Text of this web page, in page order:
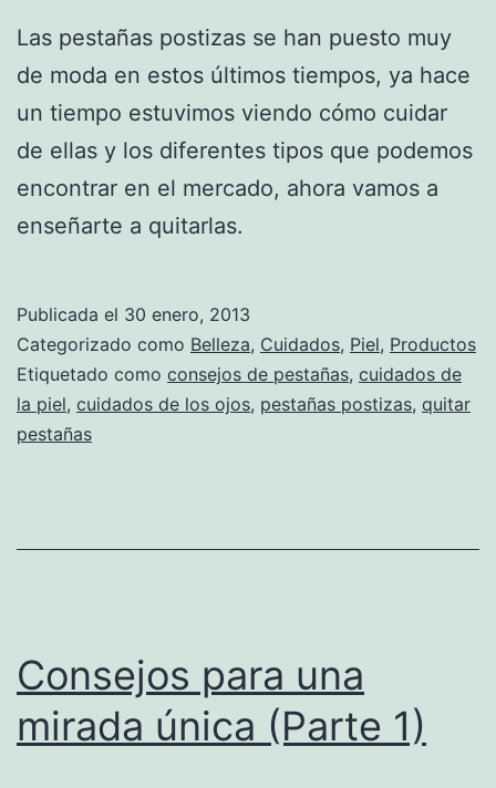
Las pestañas postizas se han puesto muy
de moda en estos últimos tiempos, ya hace
un tiempo estuvimos viendo cómo cuidar
de ellas y los diferentes tipos que podemos
encontrar en el mercado, ahora vamos a
enseñarte a quitarlas.
Publicada el 30 enero, 2013
Categorizado como Belleza, Cuidados, Piel, Productos
Etiquetado como consejos de pestañas, cuidados de
la piel, cuidados de los ojos, pestañas postizas, quitar
pestañas
Consejos para una
mirada única (Parte 1)